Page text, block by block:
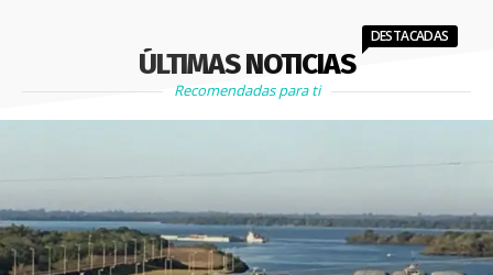
ÚLTIMAS NOTICIAS
DESTACADAS
Recomendadas para ti